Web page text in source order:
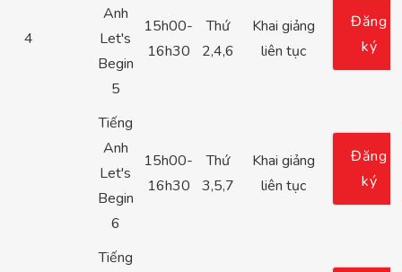
4
Anh
Let's
Begin
5
15h00-
16h30
Thứ
2,4,6
Khai giảng
liên tục
Đăng
ký
Tiếng
Anh
Let's
Begin
6
15h00-
16h30
Thứ
3,5,7
Khai giảng
liên tục
Đăng
ký
Tiếng